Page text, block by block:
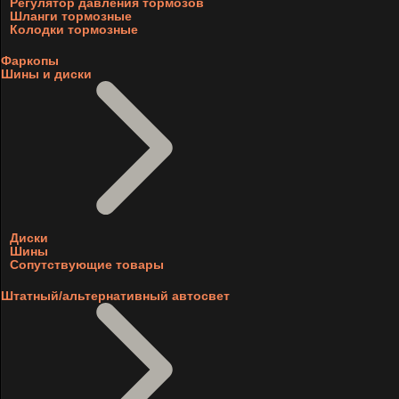
Шланги тормозные
Колодки тормозные
Фаркопы
Шины и диски
Диски
Шины
Сопутствующие товары
Штатный/альтернативный автосвет